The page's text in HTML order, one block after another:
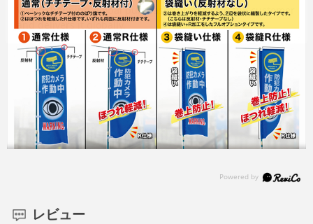
レビュー